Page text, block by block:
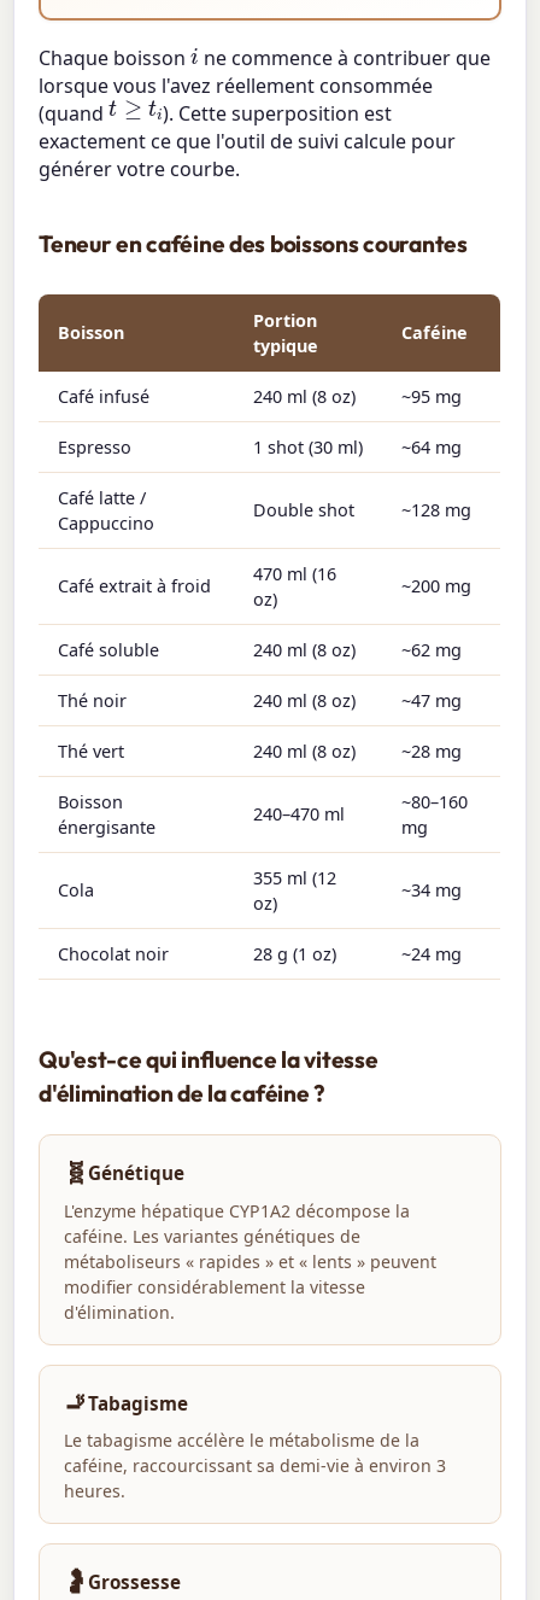
Chaque boissoni ne commence à contribuer que
lorsque vous l'avez réellement consommée
(quandt≥ti
). Cette superposition est
exactement ce que l'outil de suivi calcule pour
générer votre courbe.
Teneur en caféine des boissons courantes
Boisson
Portion
typique
Caféine
Café infusé 240 ml (8 oz) ~95 mg
Espresso 1 shot (30 ml) ~64 mg
Café latte /
Cappuccino
Double shot ~128 mg
Café extrait à froid
470 ml (16
oz)
~200 mg
Café soluble 240 ml (8 oz) ~62 mg
Thé noir 240 ml (8 oz) ~47 mg
Thé vert 240 ml (8 oz) ~28 mg
Boisson
énergisante
240–470 ml
~80–160
mg
Cola
355 ml (12
oz)
~34 mg
Chocolat noir 28 g (1 oz) ~24 mg
Qu'est-ce qui influence la vitesse
d'élimination de la caféine ?
🧬 Génétique
L'enzyme hépatique CYP1A2 décompose la
caféine. Les variantes génétiques de
métaboliseurs « rapides » et « lents » peuvent
modifier considérablement la vitesse
d'élimination.
🚬Tabagisme
Le tabagisme accélère le métabolisme de la
caféine, raccourcissant sa demi-vie à environ 3
heures.
🤰 Grossesse